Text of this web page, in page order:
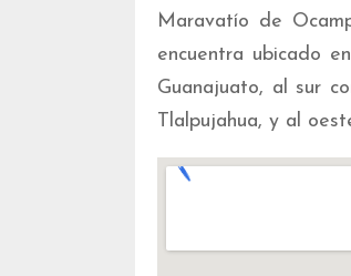
Maravatío de
encuentra ubicado
Guanajuato, al sur
Tlalpujahua, y al